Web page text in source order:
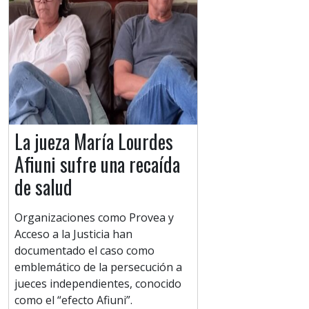
La jueza María Lourdes
Afiuni sufre una recaída
de salud
Organizaciones como Provea y
Acceso a la Justicia han
documentado el caso como
emblemático de la persecución a
jueces independientes, conocido
como el “efecto Afiuni”.